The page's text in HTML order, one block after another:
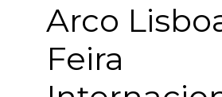
Arco
Feira